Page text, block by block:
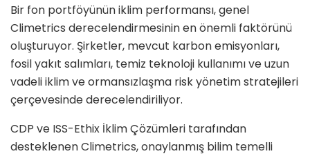
Bir fon portföyünün iklim performansı, genel
Climetrics derecelendirmesinin en önemli faktörünü
oluşturuyor. Şirketler, mevcut karbon emisyonları,
fosil yakıt salımları, temiz teknoloji kullanımı ve uzun
vadeli iklim ve ormansızlaşma risk yönetim stratejileri
çerçevesinde derecelendiriliyor.
CDP ve ISS-Ethix İklim Çözümleri tarafından
desteklenen Climetrics, onaylanmış bilim temelli